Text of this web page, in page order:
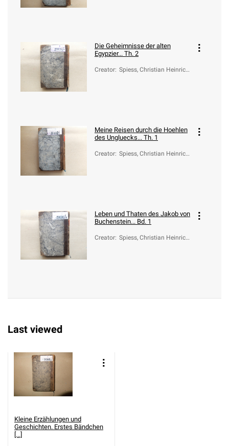
Die Geheimnisse der alten
Egypzier... Th. 2
Creator: Spiess, Christian Heinrich
Meine Reisen durch die Hoehlen
des Ungluecks... Th. 1
Creator: Spiess, Christian Heinrich
Leben und Thaten des Jakob von
Buchenstein... Bd. 1
Creator: Spiess, Christian Heinrich
Last viewed
Kleine Erzählungen und
Geschichten. Erstes Bändchen
[...]